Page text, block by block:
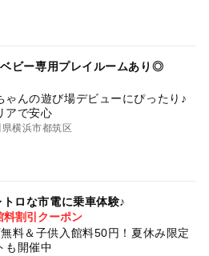
ベビー専用プレイルームあり◎
ゃんの遊び場デビューにぴったり♪
アで安心
横浜市都筑区
ロな市電に乗車体験♪
料割引クーポン
料＆子供入館料50円！夏休み限定
も開催中